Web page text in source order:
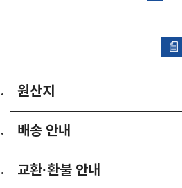
원산지
배송 안내
교환·환불 안내